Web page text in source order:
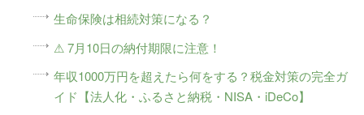
生命保険は相続対策になる？
⚠ 7月10日の納付期限に注意！
年収1000万円を超えたら何をする？税金対策の完全ガ
イド【法人化・ふるさと納税・NISA・iDeCo】